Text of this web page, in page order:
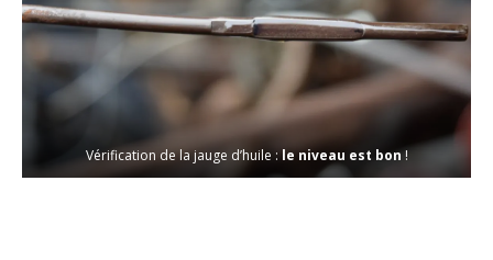
Vérification de la jauge d’huile :le niveau est bon!